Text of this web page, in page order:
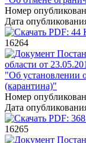
Номер
Дата
PDF: 44
16264
области от
"Об установлении
(карантина)"
Номер
Дата
PDF:
16265